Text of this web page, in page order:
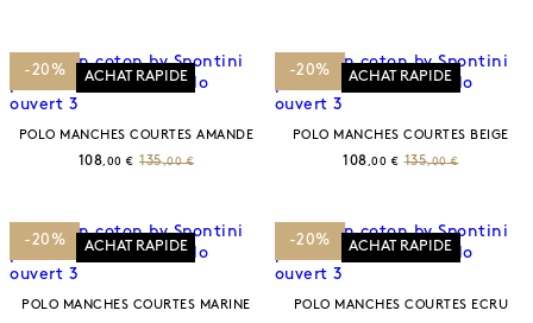
-20% ACHAT RAPIDE
POLO MANCHES COURTES AMANDE
108,00 € 135,00 €
-20% ACHAT RAPIDE
POLO MANCHES COURTES BEIGE
108 ,00 € 135,00 €
-20% ACHAT RAPIDE
POLO MANCHES COURTES MARINE
-20% ACHAT RAPIDE
POLO MANCHES COURTES ECRU